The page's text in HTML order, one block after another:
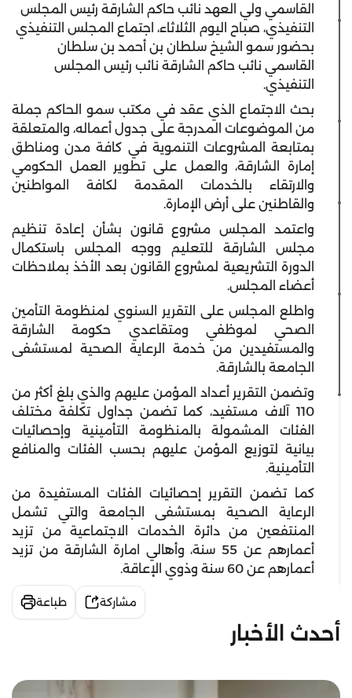
القاسمي ولي العهد نائب حاكم الشارقة رئيس المجلس
التنفيذي، صباح اليوم الثلاثاء، اجتماع المجلس التنفيذي
بحضور سمو الشيخ سلطان بن أحمد بن سلطان
القاسمي نائب حاكم الشارقة نائب رئيس المجلس
التنفيذي.
بحث الاجتماع الذي عقد في مكتب سمو الحاكم جملة
من الموضوعات المدرجة على جدول أعماله، والمتعلقة
بمتابعة المشروعات التنموية في كافة مدن ومناطق
إمارة الشارقة، والعمل على تطوير العمل الحكومي
والارتقاء بالخدمات المقدمة لكافة المواطنين
والقاطنين على أرض الإمارة.
واعتمد المجلس مشروع قانون بشأن إعادة تنظيم
مجلس الشارقة للتعليم ووجه المجلس باستكمال
الدورة التشريعية لمشروع القانون بعد الأخذ بملاحظات
أعضاء المجلس.
واطلع المجلس على التقرير السنوي لمنظومة التأمين
الصحي لموظفي ومتقاعدي حكومة الشارقة
والمستفيدين من خدمة الرعاية الصحية لمستشفى
الجامعة بالشارقة.
وتضمن التقرير أعداد المؤمن عليهم والذي بلغ أكثر من
110 آلاف مستفيد، كما تضمن جداول تكلفة مختلف
الفئات المشمولة بالمنظومة التأمينية وإحصائيات
بيانية لتوزيع المؤمن عليهم بحسب الفئات والمنافع
التأمينية.
كما تضمن التقرير إحصائيات الفئات المستفيدة من
الرعاية الصحية بمستشفى الجامعة والتي تشمل
المنتفعين من دائرة الخدمات الاجتماعية من تزيد
أعمارهم عن 55 سنة، وأهالي امارة الشارقة من تزيد
أعمارهم عن 60 سنة وذوي الإعاقة.
مشاركة طباعة
أحدث الأخبار